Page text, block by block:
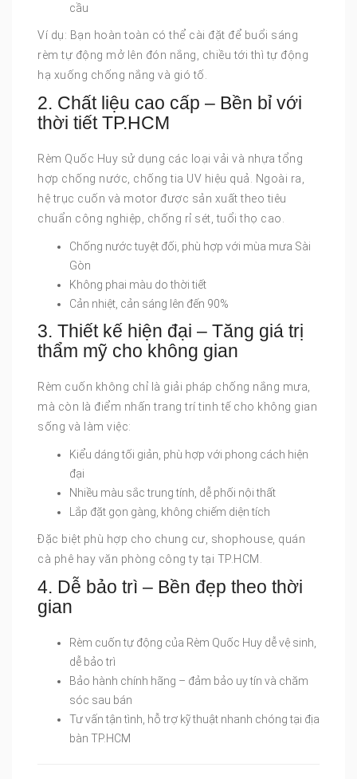
cầu
Ví dụ: Bạn hoàn toàn có thể cài đặt để buổi sáng
rèm tự động mở lên đón nắng, chiều tới thì tự động
hạ xuống chống nắng và gió tố.
2. Chất liệu cao cấp – Bền bỉ với
thời tiết TP.HCM
Rèm Quốc Huy sử dụng các loại vải và nhựa tổng
hợp chống nước, chống tia UV hiệu quả. Ngoài ra,
hệ trục cuốn và motor được sản xuất theo tiêu
chuẩn công nghiệp, chống rỉ sét, tuổi thọ cao.
Chống nước tuyệt đối, phù hợp với mùa mưa Sài
Gòn
Không phai màu do thời tiết
Cản nhiệt, cản sáng lên đến 90%
3. Thiết kế hiện đại – Tăng giá trị
thẩm mỹ cho không gian
Rèm cuốn không chỉ là giải pháp chống nắng mưa,
mà còn là điểm nhấn trang trí tinh tế cho không gian
sống và làm việc:
Kiểu dáng tối giản, phù hợp với phong cách hiện
đại
Nhiều màu sắc trung tính, dễ phối nội thất
Lắp đặt gọn gàng, không chiếm diện tích
Đặc biệt phù hợp cho chung cư, shophouse, quán
cà phê hay văn phòng công ty tại TP.HCM.
4. Dễ bảo trì – Bền đẹp theo thời
gian
Rèm cuốn tự động của Rèm Quốc Huy dễ vệ sinh,
dễ bảo trì
Bảo hành chính hãng – đảm bảo uy tín và chăm
sóc sau bán
Tư vấn tận tình, hỗ trợ kỹ thuật nhanh chóng tại địa
bàn TP.HCM